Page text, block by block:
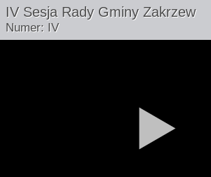
IV Sesja Rady Gminy Zakrzew
Numer: IV